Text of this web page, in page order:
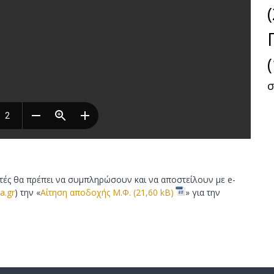
θα πρέπει να συμπληρώσουν και να αποστείλουν με e-
) την «Αίτηση αποδοχής Μ.Φ. » για την